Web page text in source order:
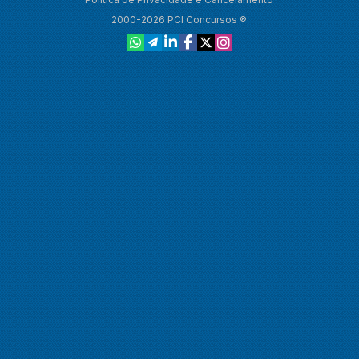
2000-2026 PCI Concursos ®